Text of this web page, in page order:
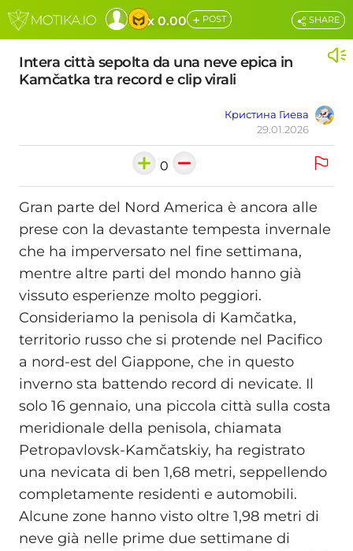
x 0.00 + POST
Intera città sepolta da una neve epica in
Kamčatka tra record e clip virali
Кристина Гиева
29.01.2026
SHARE
0
Gran parte del Nord America è ancora alle
prese con la devastante tempesta invernale
che ha imperversato nel fine settimana,
mentre altre parti del mondo hanno già
vissuto esperienze molto peggiori.
Consideriamo la penisola di Kamčatka,
territorio russo che si protende nel Pacifico
a nord-est del Giappone, che in questo
inverno sta battendo record di nevicate. Il
solo 16 gennaio, una piccola città sulla costa
meridionale della penisola, chiamata
Petropavlovsk-Kamčatskiy, ha registrato
una nevicata di ben 1,68 metri, seppellendo
completamente residenti e automobili.
Alcune zone hanno visto oltre 1,98 metri di
neve già nelle prime due settimane di